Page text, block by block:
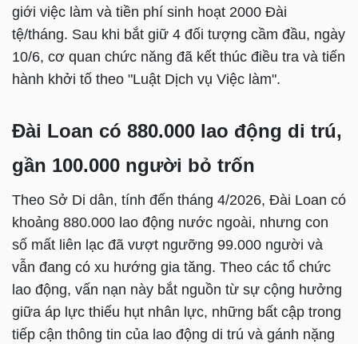
giới việc làm và tiền phí sinh hoạt 2000 Đài
tệ/tháng. Sau khi bắt giữ 4 đối tượng cầm đầu, ngày
10/6, cơ quan chức năng đã kết thúc điều tra và tiến
hành khởi tố theo "Luật Dịch vụ Việc làm".
Đài Loan có 880.000 lao động di trú,
gần 100.000 người bỏ trốn
Theo Sở Di dân, tính đến tháng 4/2026, Đài Loan có
khoảng 880.000 lao động nước ngoài, nhưng con
số mất liên lạc đã vượt ngưỡng 99.000 người và
vẫn đang có xu hướng gia tăng. Theo các tổ chức
lao động, vấn nạn này bắt nguồn từ sự cộng hưởng
giữa áp lực thiếu hụt nhân lực, những bất cập trong
tiếp cận thông tin của lao động di trú và gánh nặng